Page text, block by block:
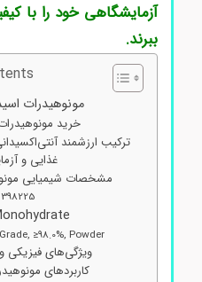
آزمایشگاهی خود را با
ببرند.
مونوهیدرات
خرید مونوهیدرات
ترکیب ارزشمند آنتی‌اکسیدانی
غذایی و
مشخصات شیمیایی
398225
Monohydrate
Grade, ≥98.0%, Powder
ویژگی‌های فیزیکی و
کاربردهای